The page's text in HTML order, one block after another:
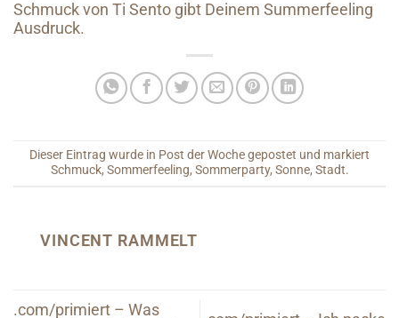
Schmuck von Ti Sento gibt Deinem Summerfeeling
Ausdruck.
Dieser Eintrag wurde in Post der Wochegepostet und markiert
Schmuck, Sommerfeeling, Sommerparty, Sonne, Stadt.
VINCENT RAMMELT
.com/primiert – Was